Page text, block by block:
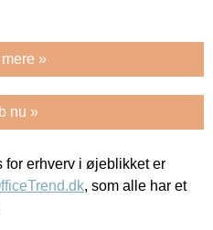
»
nu »
erhverv i øjeblikket er
, som alle har et